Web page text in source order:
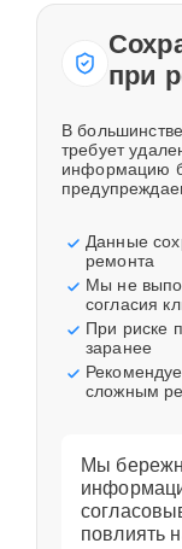
при
В
требует
информацию
Данные
ремонта
Мы не
согласия
При риске
заранее
сложным
Мы
повлиять